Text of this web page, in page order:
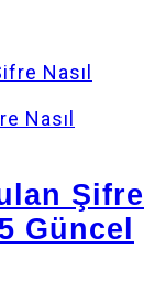
Nasıl
Şifre
Güncel